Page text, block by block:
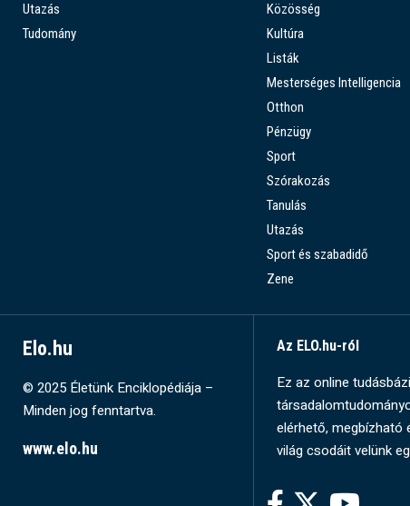
Utazás
Tudomány
Közösség
Kultúra
Listák
Mesterséges Intelligencia
Otthon
Pénzügy
Sport
Szórakozás
Tanulás
Utazás
Sport és szabadidő
Zene
Elo.hu
© 2025 Életünk Enciklopédiája –
Minden jog fenntartva.
www.elo.hu
Az ELO.hu-ról
Ez az online
elérhető, megbízható
világ csodáit velünk